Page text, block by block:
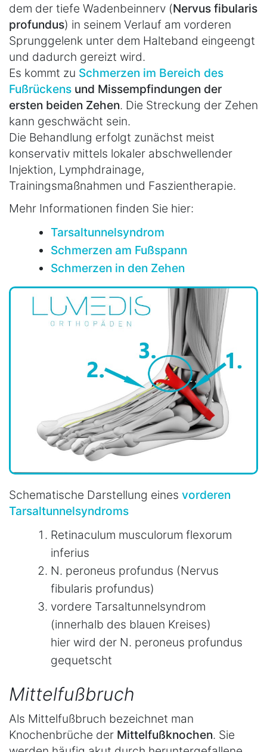
dem der tiefe Wadenbeinnerv (Nervus fibularis
profundus) in seinem Verlauf am vorderen
Sprunggelenk unter dem Halteband eingeengt
und dadurch gereizt wird.
Es kommt zu Schmerzen im Bereich des
Fußrückens und Missempfindungen der
ersten beiden Zehen. Die Streckung der Zehen
kann geschwächt sein.
Die Behandlung erfolgt zunächst meist
konservativ mittels lokaler abschwellender
Injektion, Lymphdrainage,
Trainingsmaßnahmen und Faszientherapie.
Mehr Informationen finden Sie hier:
Tarsaltunnelsyndrom
Schmerzen am Fußspann
Schmerzen in den Zehen
Schematische Darstellung eines vorderen
Tarsaltunnelsyndroms
Retinaculum musculorum flexorum
inferius
N. peroneus profundus (Nervus
fibularis profundus)
vordere Tarsaltunnelsyndrom
(innerhalb des blauen Kreises)
hier wird der N. peroneus profundus
gequetscht
Mittelfußbruch
Als Mittelfußbruch bezeichnet man
Knochenbrüche der Mittelfußknochen. Sie